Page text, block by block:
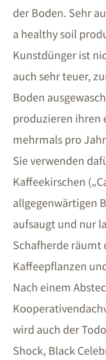
der Boden. Sehr
a healthy soil
Kunstdünger ist
auch sehr teuer,
Boden
produzieren ihren
mehrmals pro
Sie verwenden
Kaffeekirschen
allgegenwärtigen
aufsaugt und nur
Schafherde räumt
Kaffeepflanzen
Nach einem
wird auch der
Shock, Black